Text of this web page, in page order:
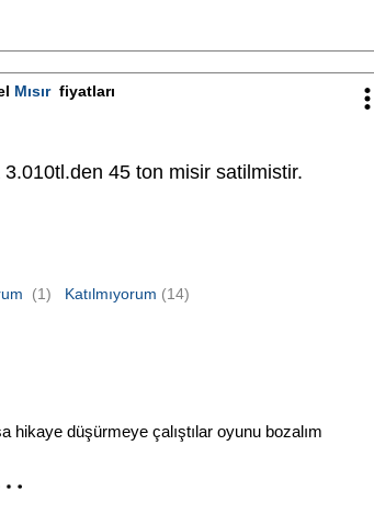
Mısırfiyatları
45 ton misir satilmistir.
(1) Katılmıyorum (14)
hikaye düşürmeye çalıştılar oyunu bozalım